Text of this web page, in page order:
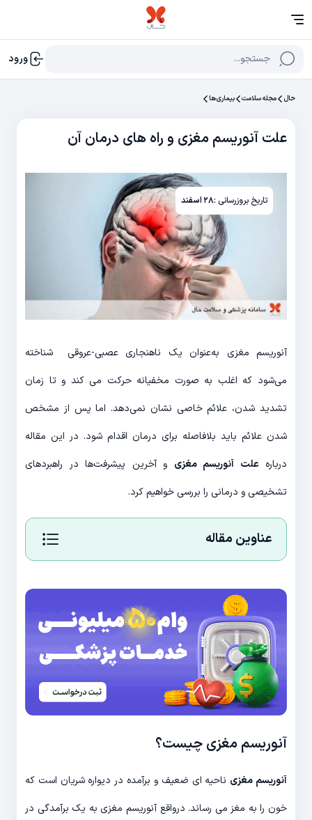
جستجو... ورود
حال مجله سلامت بیماری‌ها
علت آنوریسم مغزی و راه های درمان آن
تاریخ بروزرسانی :۲۸ اسفند
آنوریسم مغزی به‌عنوان یک ناهنجاری عصبی-عروقی شناخته
می‌شود که اغلب به صورت مخفیانه حرکت می کند و تا زمان
تشدید شدن، علائم خاصی نشان نمی‌دهد. اما پس از مشخص
شدن علائم باید بلافاصله برای درمان اقدام شود. در این مقاله
درباره علت آنوریسم مغزی و آخرین پیشرفت‌ها در راهبردهای
تشخیصی و درمانی را بررسی خواهیم کرد.
عناوین مقاله
آنوریسم مغزی چیست؟
آنوریسم مغزی ناحیه ای ضعیف و برآمده در دیواره شریان است که
خون را به مغز می رساند. درواقع آنوریسم مغزی به یک برآمدگی در